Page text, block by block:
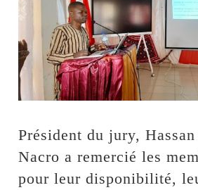
Président du jury,
Nacro a remercié les
pour leur disponibilité,